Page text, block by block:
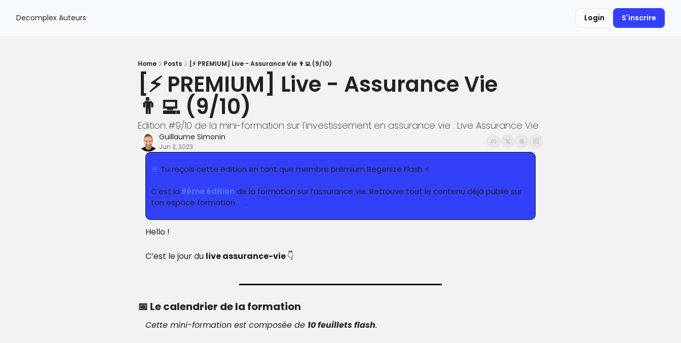
Decomplex Auteurs Login S'inscrire
Home Posts [⚡️ PREMIUM] Live - Assurance Vie 👨‍💻 (9/10)
[⚡️ PREMIUM] Live - Assurance Vie
👨‍💻 (9/10)
Edition #9/10 de la mini-formation sur l'investissement en assurance vie : Live Assurance Vie
Guillaume Simonin
Jun 2, 2023
🚨 Tu reçois cette édition en tant que membre prémium Regenize Flash ⚡️
C’est la 9ème édition de la formation sur l’assurance vie. Retrouve tout le contenu déjà publié sur
ton espace formation
.
Hello !
C’est le jour du live assurance-vie 👇
📅 Le calendrier de la formation
Cette mini-formation est composée de 10 feuillets flash.